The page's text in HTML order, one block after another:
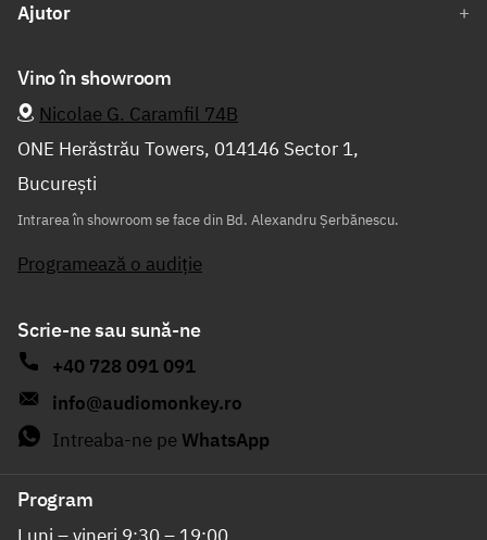
Ajutor
Vino în showroom
Nicolae G. Caramfil 74B
ONE Herăstrău Towers, 014146 Sector 1,
București
Intrarea în showroom se face din Bd. Alexandru Șerbănescu.
Programează o audiție
Scrie-ne sau sună-ne
+40 728 091 091
info@audiomonkey.ro
Intreaba-ne pe WhatsApp
Program